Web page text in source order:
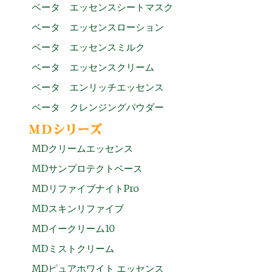
ベータ エッセンスシートマスク
ベータ エッセンスローション
ベータ エッセンスミルク
ベータ エッセンスクリーム
ベータ エンリッチエッセンス
ベータ クレンジングパウダー
MDクリームエッセンス
MDサンプロテクトベース
MDリファイブナイトPro
MDスキンリファイブ
MDイークリーム10
MDミストクリーム
MDピュアホワイト エッセンス